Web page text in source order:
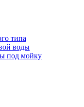
типа
воды
под мойку